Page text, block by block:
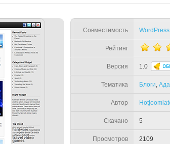
Совместимость WordPress
Рейтинг
Версия 1.0
Тематика Блоги,
Автор
Скачано 5
Просмотров 2109